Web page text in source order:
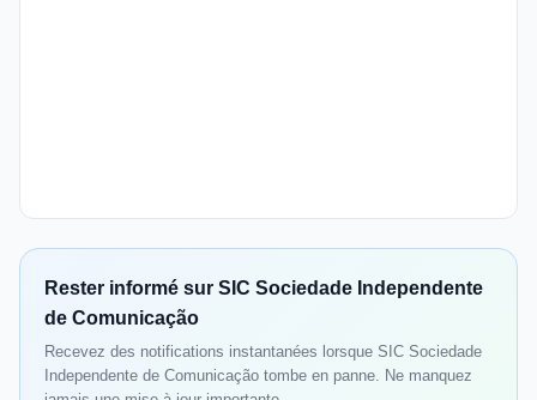
Rester informé sur SIC Sociedade Independente
de Comunicação
Recevez des notifications instantanées lorsque SIC Sociedade
Independente de Comunicação tombe en panne. Ne manquez